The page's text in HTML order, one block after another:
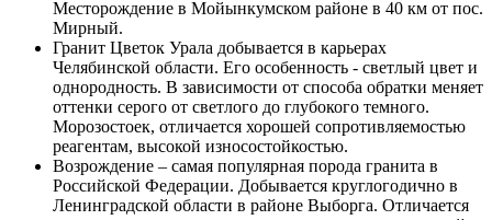
Месторождение в Мойынкумском районе в 40 км от пос.
Мирный.
Гранит Цветок Урала добывается в карьерах
Челябинской области. Его особенность - светлый цвет и
однородность. В зависимости от способа обратки меняет
оттенки серого от светлого до глубокого темного.
Морозостоек, отличается хорошей сопротивляемостью
реагентам, высокой износостойкостью.
Возрождение – самая популярная порода гранита в
Российской Федерации. Добывается круглогодично в
Ленинградской области в районе Выборга. Отличается